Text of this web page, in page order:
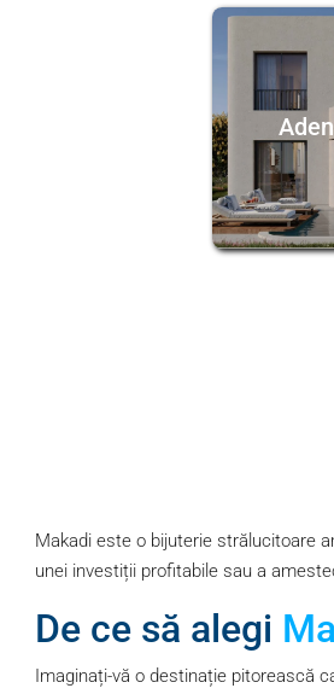
Makadi este o bijuterie strălucitoare
unei investiții profitabile sau a
De ce să alegi
Imaginați-vă o destinație pitorească